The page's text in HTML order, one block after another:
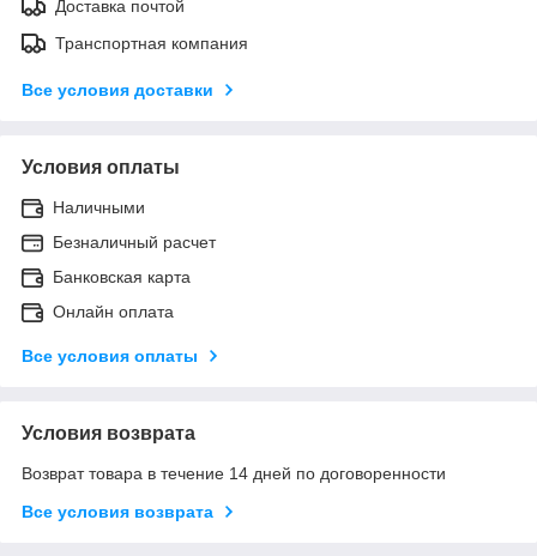
Доставка почтой
Транспортная компания
Все условия доставки
Условия оплаты
Наличными
Безналичный расчет
Банковская карта
Онлайн оплата
Все условия оплаты
Условия возврата
Возврат товара в течение 14 дней по договоренности
Все условия возврата